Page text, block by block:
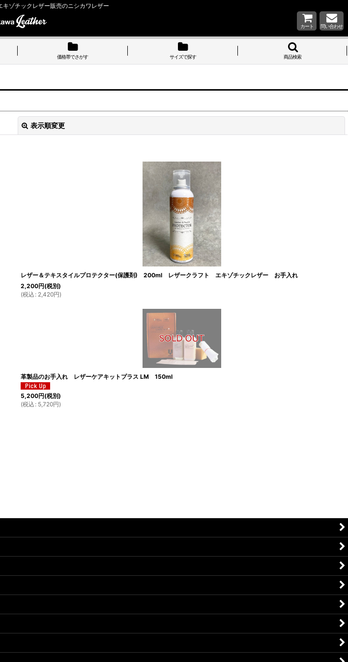
ゾチックレザー販売のニシカワレザー
カート 問い合わせ
価格帯でさがす サイズで探す 商品検索
表示順変更
レザー＆テキスタイルプロテクター(保護剤) 200ml レザークラフト エキゾチックレザー お手入れ
2,200円(税別)
(税込 : 2,420円)
革製品のお手入れ レザーケアキットプラス LM 150ml
5,200円(税別)
(税込 : 5,720円)